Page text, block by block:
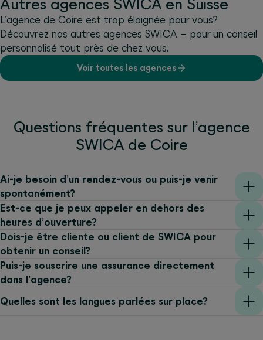
Autres agences SWICA en Suisse
L’agence de Coire est trop éloignée pour vous?
Découvrez nos autres agences SWICA – pour un conseil
personnalisé tout près de chez vous.
Voir toutes les agences
Questions fréquentes sur l’agence
SWICA de Coire
Ai-je besoin d’un rendez-vous ou puis-je venir
spontanément?
Est-ce que je peux appeler en dehors des
heures d’ouverture?
Dois-je être cliente ou client de SWICA pour
obtenir un conseil?
Puis-je souscrire une assurance directement
dans l’agence?
Quelles sont les langues parlées sur place?